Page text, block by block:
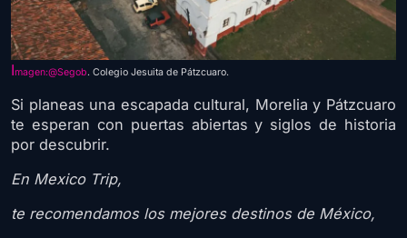
Imagen:@Segob. Colegio Jesuita de Pátzcuaro.
Si planeas una escapada cultural, Morelia y Pátzcuaro
te esperan con puertas abiertas y siglos de historia
por descubrir.
En Mexico Trip,
te recomendamos los mejores destinos de México,